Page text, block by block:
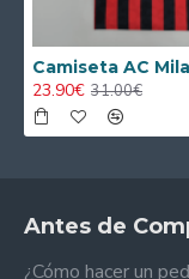
23.90€ 31.00€
Antes de
¿Cómo hacer un